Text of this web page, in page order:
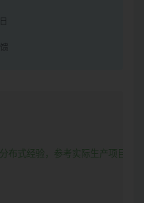
式经验，参考实际生产项目而